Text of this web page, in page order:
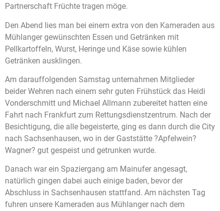
Partnerschaft Früchte tragen möge.
Den Abend lies man bei einem extra von den Kameraden aus
Mühlanger gewünschten Essen und Getränken mit
Pellkartoffeln, Wurst, Heringe und Käse sowie kühlen
Getränken ausklingen.
Am darauffolgenden Samstag unternahmen Mitglieder
beider Wehren nach einem sehr guten Frühstück das Heidi
Vonderschmitt und Michael Allmann zubereitet hatten eine
Fahrt nach Frankfurt zum Rettungsdienstzentrum. Nach der
Besichtigung, die alle begeisterte, ging es dann durch die City
nach Sachsenhausen, wo in der Gaststätte ?Apfelwein?
Wagner? gut gespeist und getrunken wurde.
Danach war ein Spaziergang am Mainufer angesagt,
natürlich gingen dabei auch einige baden, bevor der
Abschluss in Sachsenhausen stattfand. Am nächsten Tag
fuhren unsere Kameraden aus Mühlanger nach dem